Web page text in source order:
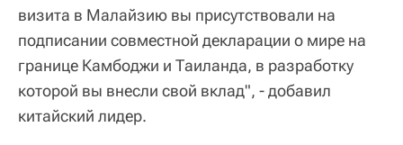
визита в Малайзию вы присутствовали на
подписании совместной декларации о мире на
границе Камбоджи и Таиланда, в разработку
которой вы внесли свой вклад", - добавил
китайский лидер.